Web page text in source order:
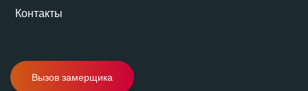
Контакты
Вызов замерщика